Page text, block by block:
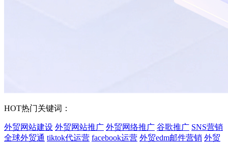
HOT热门关键词：
外贸网站建设 外贸网站推广 外贸网络推广 谷歌推广 SNS营销
全球外贸通 tiktok代运营 facebook运营 外贸edm邮件营销 外贸